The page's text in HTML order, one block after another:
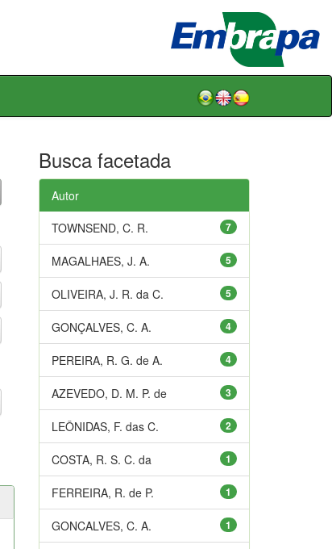
Busca facetada
Autor
7
TOWNSEND, C. R.
5
MAGALHAES, J. A.
5
OLIVEIRA, J. R. da C.
4
GONÇALVES, C. A.
4
PEREIRA, R. G. de A.
3
AZEVEDO, D. M. P. de
2
LEÔNIDAS, F. das C.
1
COSTA, R. S. C. da
1
FERREIRA, R. de P.
1
GONCALVES, C. A.